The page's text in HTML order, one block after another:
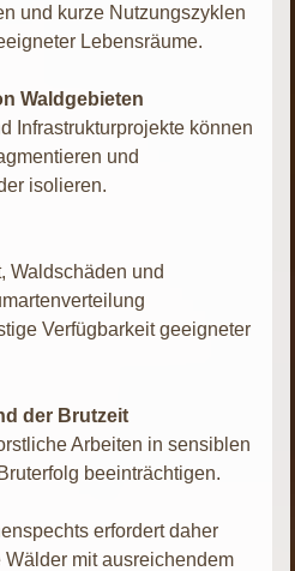
und kurze Nutzungszyklen
Lebensräume.
Waldgebieten
Infrastrukturprojekte können
und
isolieren.
Waldschäden und
Verfügbarkeit geeigneter
der Brutzeit
Arbeiten in sensiblen
beeinträchtigen.
erfordert daher
mit ausreichendem